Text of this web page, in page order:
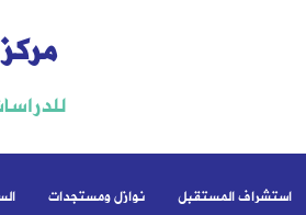
استشراف المستقبل نوازل ومستجدات